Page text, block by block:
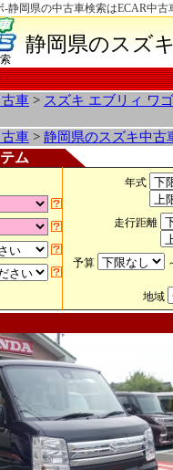
静岡県の中古車検索はECAR中古
静岡県のスズ
車 > スズキ エブリィ ワ
車 > 静岡県のスズキ中古
ム
年式
走行距離
予算
地域